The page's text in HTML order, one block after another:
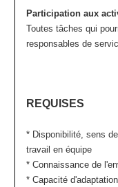
Participation aux
Toutes tâches qui
responsables de
PROFIL
REQUISES
* Disponibilité, sens
travail en équipe
* Connaissance de
* Capacité